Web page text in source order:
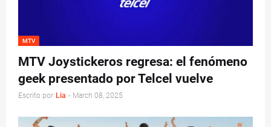
MTV
MTV Joystickeros regresa: el fenómeno
geek presentado por Telcel vuelve
Escrito por Lia - March 08, 2025